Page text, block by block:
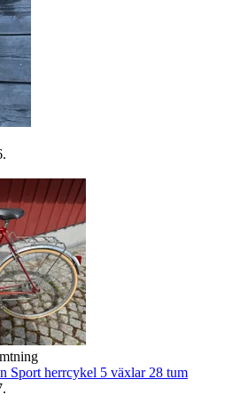
.
Sport herrcykel 5 växlar 28 tum
.